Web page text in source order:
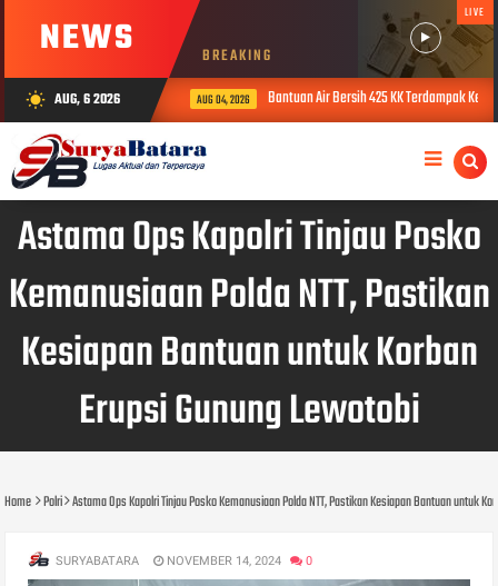
NEWS BREAKING
LIVE
wb_sunny AUG, 6 2026 AUG 04, 2026 Bantuan Air Bersih 425 KK Terdampak
Astama Ops Kapolri Tinjau Posko
Kemanusiaan Polda NTT, Pastikan
Kesiapan Bantuan untuk Korban
Erupsi Gunung Lewotobi
Home Polri Astama Ops Kapolri Tinjau Posko Kemanusiaan Polda NTT, Pastikan Kesiapan Bantuan untuk
SURYABATARA NOVEMBER 14, 2024 0